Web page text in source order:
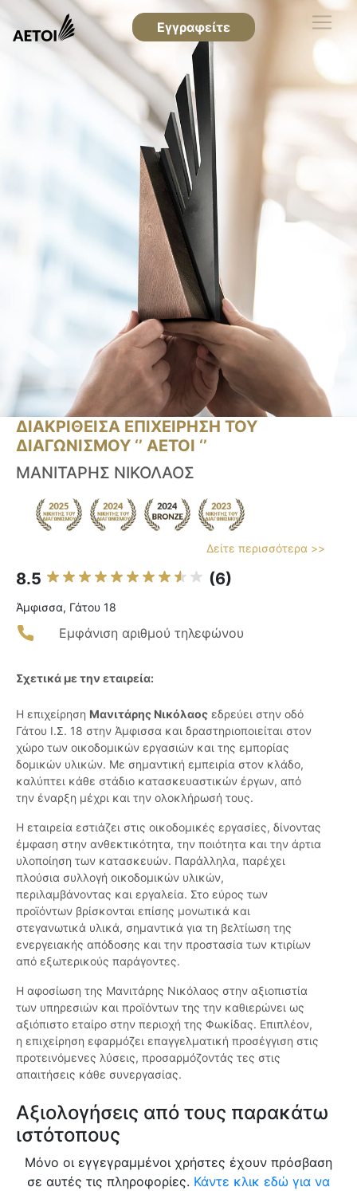
Εγγραφείτε
ΔΙΑΚΡΙΘΕΙΣΑ ΕΠΙΧΕΙΡΗΣΗ ΤΟΥ
ΔΙΑΓΩΝΙΣΜΟΥ ‘’ ΑΕΤΟΙ ‘’
ΜΑΝΙΤΑΡΗΣ ΝΙΚΟΛΑΟΣ
Δείτε περισσότερα >>
8.5 (6)
Άμφισσα, Γάτου 18
Εμφάνιση αριθμού τηλεφώνου
Σχετικά με την εταιρεία:
Η επιχείρηση Μανιτάρης Νικόλαος εδρεύει στην οδό
Γάτου Ι.Σ. 18 στην Άμφισσα και δραστηριοποιείται στον
χώρο των οικοδομικών εργασιών και της εμπορίας
δομικών υλικών. Με σημαντική εμπειρία στον κλάδο,
καλύπτει κάθε στάδιο κατασκευαστικών έργων, από
την έναρξη μέχρι και την ολοκλήρωσή τους.
Η εταιρεία εστιάζει στις οικοδομικές εργασίες, δίνοντας
έμφαση στην ανθεκτικότητα, την ποιότητα και την άρτια
υλοποίηση των κατασκευών. Παράλληλα, παρέχει
πλούσια συλλογή οικοδομικών υλικών,
περιλαμβάνοντας και εργαλεία. Στο εύρος των
προϊόντων βρίσκονται επίσης μονωτικά και
στεγανωτικά υλικά, σημαντικά για τη βελτίωση της
ενεργειακής απόδοσης και την προστασία των κτιρίων
από εξωτερικούς παράγοντες.
Η αφοσίωση της Μανιτάρης Νικόλαος στην αξιοπιστία
των υπηρεσιών και προϊόντων της την καθιερώνει ως
αξιόπιστο εταίρο στην περιοχή της Φωκίδας. Επιπλέον,
η επιχείρηση εφαρμόζει επαγγελματική προσέγγιση στις
προτεινόμενες λύσεις, προσαρμόζοντάς τες στις
απαιτήσεις κάθε συνεργασίας.
Αξιολογήσεις από τους παρακάτω
ιστότοπους
Μόνο οι εγγεγραμμένοι χρήστες έχουν πρόσβαση
σε αυτές τις πληροφορίες. Κάντε κλικ εδώ για να